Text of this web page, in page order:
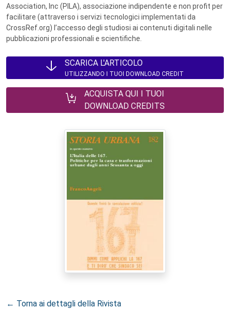
Association, Inc (PILA), associazione indipendente e non profit per
facilitare (attraverso i servizi tecnologici implementati da
CrossRef.org) l’accesso degli studiosi ai contenuti digitali nelle
pubblicazioni professionali e scientifiche.
SCARICA L'ARTICOLO
UTILIZZANDO I TUOI DOWNLOAD CREDIT
ACQUISTA QUI I TUOI
DOWNLOAD CREDITS
← Torna ai dettagli della Rivista